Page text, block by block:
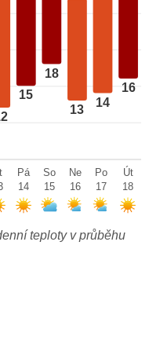
15
18
13
14
16
Pá
14
So
15
Ne
16
Po
17
Út
18
teploty v průběhu